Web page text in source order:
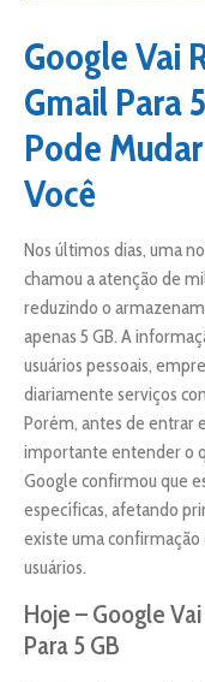
Google Vai
Gmail Para
Pode
Você
Nos últimos dias, uma
chamou a atenção de
reduzindo o
apenas 5 GB. A
usuários pessoais,
diariamente serviços
Porém, antes de entrar
importante entender o
Google confirmou que
específicas, afetando
existe uma
usuários.
Hoje – Google
Para 5 GB